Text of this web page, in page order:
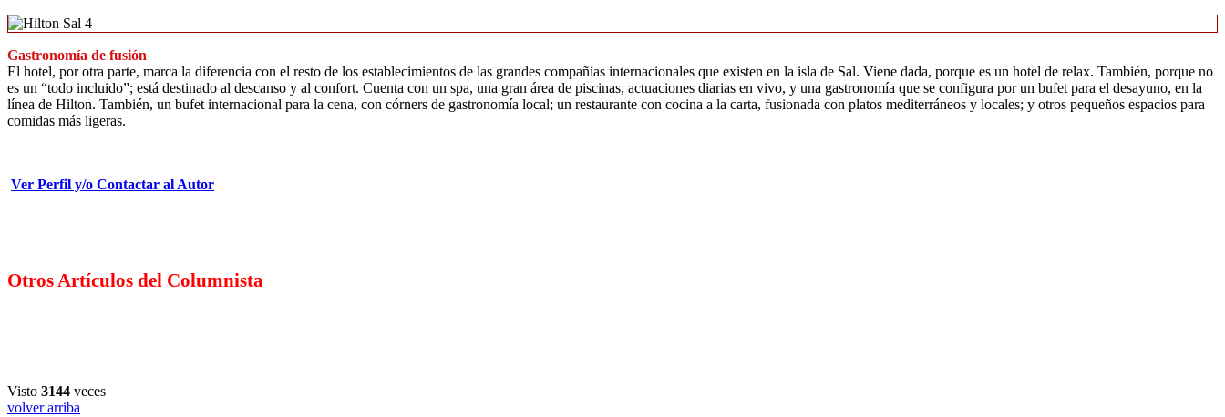
Gastronomía de fusión
El hotel, por otra parte, marca la diferencia con el resto de los establecimientos de las grandes compañías internacionales que existen en la isla de Sal. Viene dada, porque es un hotel de relax. También, porque no
es un “todo incluido”; está destinado al descanso y al confort. Cuenta con un spa, una gran área de piscinas, actuaciones diarias en vivo, y una gastronomía que se configura por un bufet para el desayuno, en la
línea de Hilton. También, un bufet internacional para la cena, con córners de gastronomía local; un restaurante con cocina a la carta, fusionada con platos mediterráneos y locales; y otros pequeños espacios para
comidas más ligeras.
Ver Perfil y/o Contactar al Autor
Otros Artículos del Columnista
Visto 3144 veces
volver arriba